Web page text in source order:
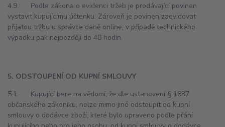
4.9. Podle zákona o evidenci tržeb je prodávající povinen
vystavit kupujícímu účtenku. Zároveň je povinen zaevidovat
přijatou tržbu u správce daně online; v případě technického
výpadku pak nejpozději do 48 hodin.
5. ODSTOUPENÍ OD KUPNÍ SMLOUVY
5.1. Kupující bere na vědomí, že dle ustanovení § 1837
občanského zákoníku, nelze mimo jiné odstoupit od kupní
smlouvy o dodávce zboží, které bylo upraveno podle přání